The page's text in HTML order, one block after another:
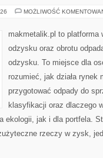
MOŻLIWOŚĆ
makmetalik.pl to platforma
odzysku oraz obrotu
odzysku. To miejsce dla
rozumieć, jak działa rynek
przygotować odpady do
klasyfikacji oraz dlaczego
ekologii, jak i dla portfela.
rzeczy w zysk,